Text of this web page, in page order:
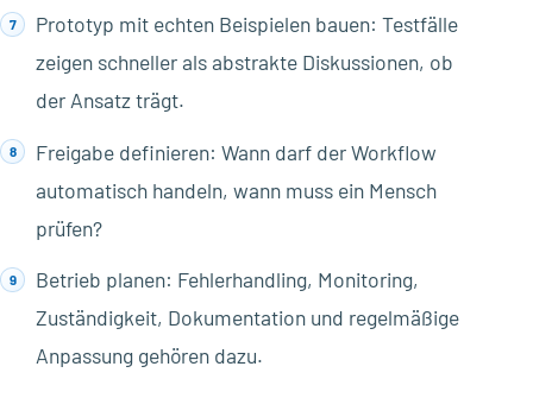
Prototyp mit echten Beispielen bauen: Testfälle
zeigen schneller als abstrakte Diskussionen, ob
der Ansatz trägt.
Freigabe definieren: Wann darf der Workflow
automatisch handeln, wann muss ein Mensch
prüfen?
Betrieb planen: Fehlerhandling, Monitoring,
Zuständigkeit, Dokumentation und regelmäßige
Anpassung gehören dazu.